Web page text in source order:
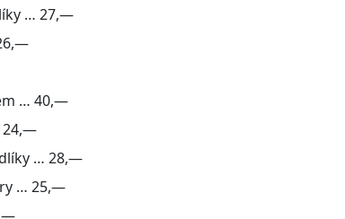
… 27,—
… 40,—
24,—
… 28,—
… 25,—